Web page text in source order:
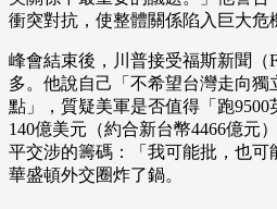
衝突對抗，使整體關係陷入巨大危
峰會結束後，川普接受福斯新聞（
多。他說自己「不希望台灣走向獨
點」，質疑美軍是否值得「跑
140億美元（約合新台幣4466億元
平交涉的籌碼：「我可能批，也可
華盛頓外交圈炸了鍋。